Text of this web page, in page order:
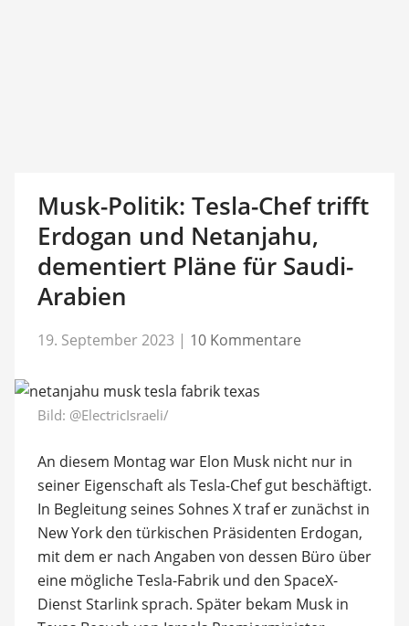
Musk-Politik: Tesla-Chef trifft
Erdogan und Netanjahu,
dementiert Pläne für Saudi-
Arabien
19. September 2023 | 10 Kommentare
Bild: @ElectricIsraeli/
An diesem Montag war Elon Musk nicht nur in
seiner Eigenschaft als Tesla-Chef gut beschäftigt.
In Begleitung seines Sohnes X traf er zunächst in
New York den türkischen Präsidenten Erdogan,
mit dem er nach Angaben von dessen Büro über
eine mögliche Tesla-Fabrik und den SpaceX-
Dienst Starlink sprach. Später bekam Musk in